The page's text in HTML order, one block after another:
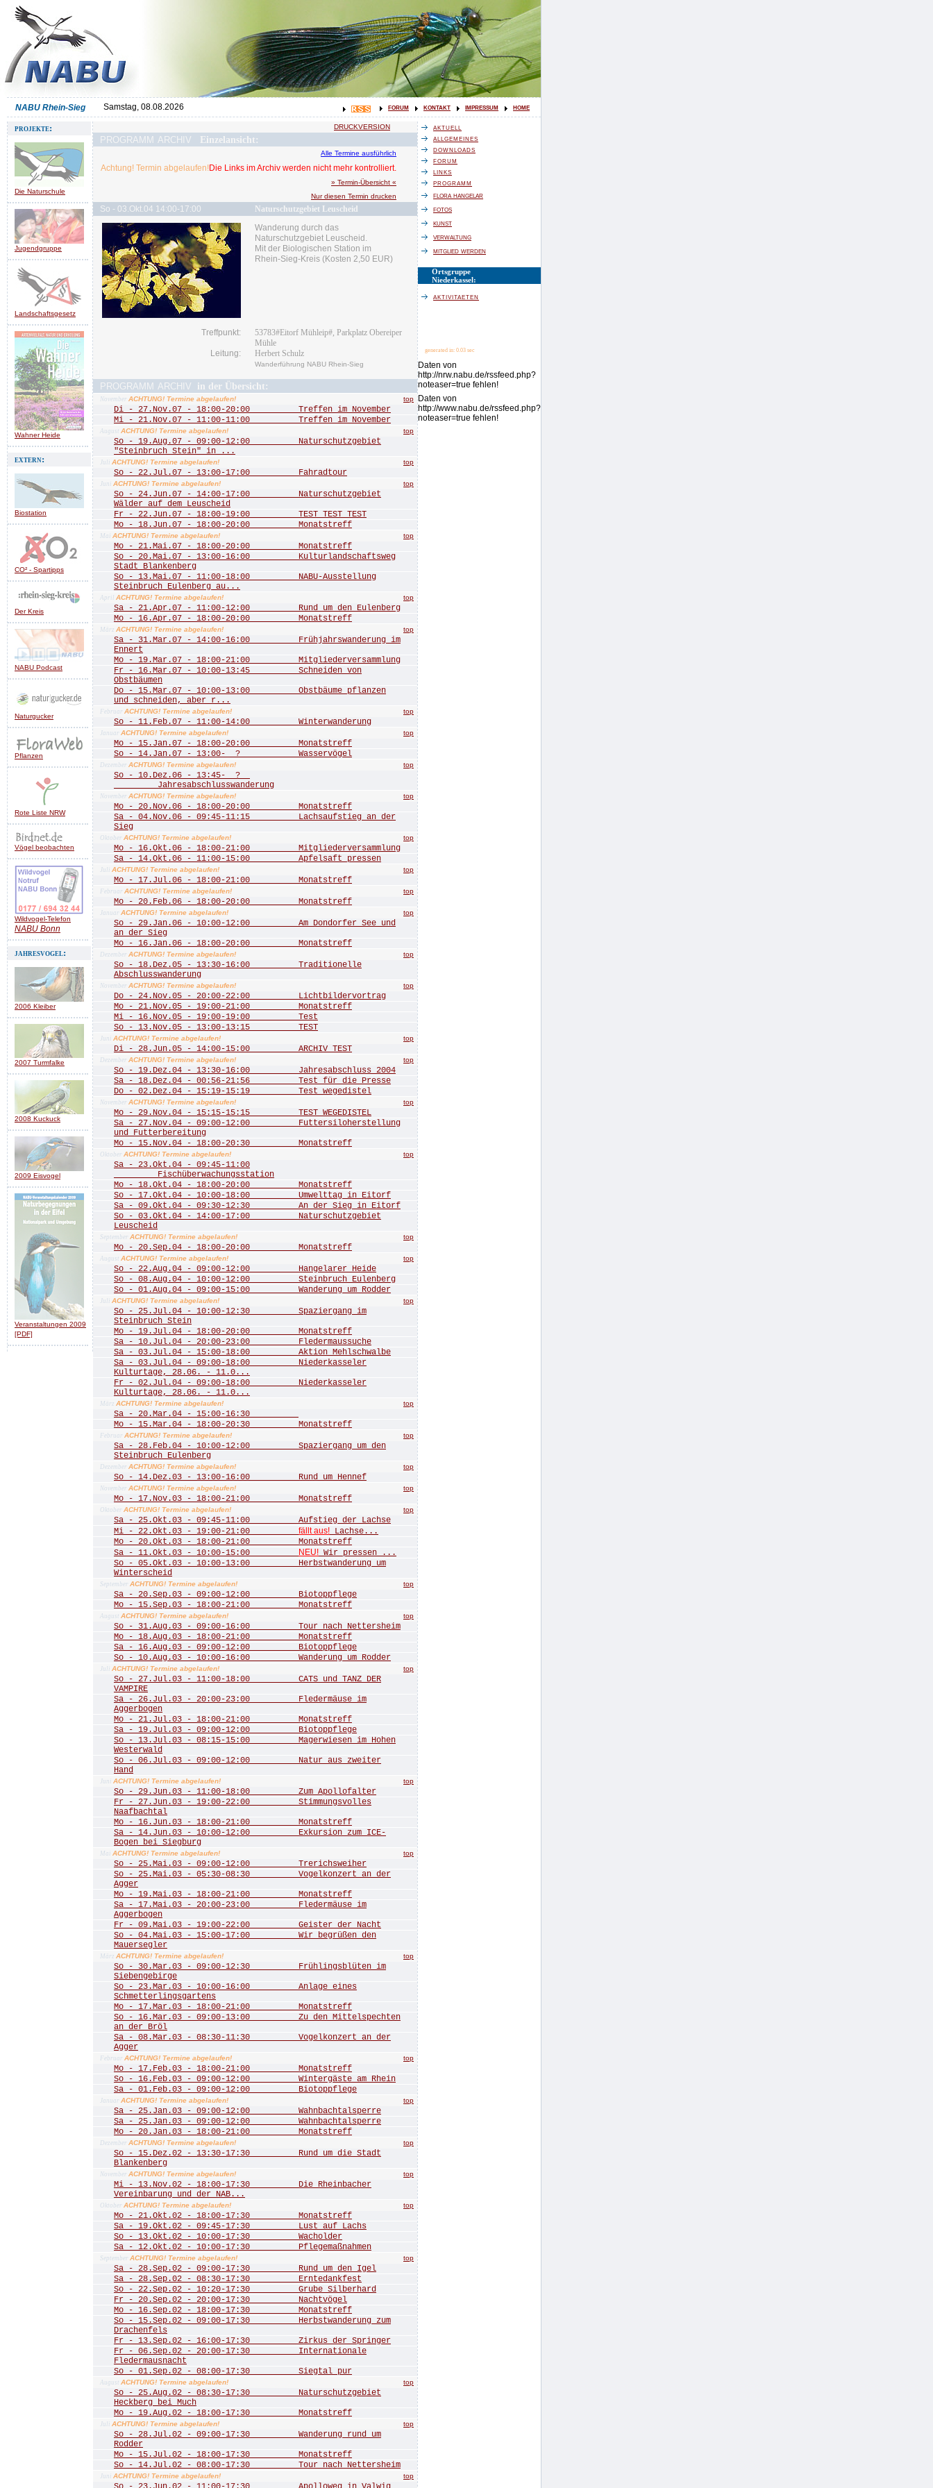
NABU Rhein-Sieg Samstag, 08.08.2026 forum kontakt impressum home
projekte:
Die Naturschule
Jugendgruppe
Landschaftsgesetz
Wahner Heide
extern:
Biostation
CO² - Spartipps
Der Kreis
NABU Podcast
Naturgucker
Pflanzen
Rote Liste NRW
Vögel beobachten
Wildvogel-Telefon
NABU Bonn
jahresvogel:
2006 Kleiber
2007 Turmfalke
2008 Kuckuck
2009 Eisvogel
Veranstaltungen 2009
[PDF]
DRUCKVERSION
programm archiv Einzelansicht:
Alle Termine ausführlich
Achtung! Termin abgelaufen!Die Links im Archiv werden nicht mehr kontrolliert.
» Termin-Übersicht «
Nur diesen Termin drucken
So - 03.Okt.04 14:00-17:00
Naturschutzgebiet Leuscheid
Wanderung durch das
Naturschutzgebiet Leuscheid.
Mit der Biologischen Station im
Rhein-Sieg-Kreis (Kosten 2,50 EUR)
Treffpunkt:
53783#Eitorf Mühleip#, Parkplatz Obereiper
Mühle
Leitung:
Herbert Schulz
Wanderführung NABU Rhein-Sieg
programm archiv in der Übersicht:
November ACHTUNG! Termine abgelaufen! top
Di - 27.Nov.07 - 18:00-20:00 Treffen im November
Mi - 21.Nov.07 - 11:00-11:00 Treffen im November
August ACHTUNG! Termine abgelaufen! top
So - 19.Aug.07 - 09:00-12:00 Naturschutzgebiet
"Steinbruch Stein" in ...
Juli ACHTUNG! Termine abgelaufen! top
So - 22.Jul.07 - 13:00-17:00 Fahradtour
Juni ACHTUNG! Termine abgelaufen! top
So - 24.Jun.07 - 14:00-17:00 Naturschutzgebiet
Wälder auf dem Leuscheid
Fr - 22.Jun.07 - 18:00-19:00 TEST TEST TEST
Mo - 18.Jun.07 - 18:00-20:00 Monatstreff
Mai ACHTUNG! Termine abgelaufen! top
Mo - 21.Mai.07 - 18:00-20:00 Monatstreff
So - 20.Mai.07 - 13:00-16:00 Kulturlandschaftsweg
Stadt Blankenberg
So - 13.Mai.07 - 11:00-18:00 NABU-Ausstellung
Steinbruch Eulenberg au...
April ACHTUNG! Termine abgelaufen! top
Sa - 21.Apr.07 - 11:00-12:00 Rund um den Eulenberg
Mo - 16.Apr.07 - 18:00-20:00 Monatstreff
März ACHTUNG! Termine abgelaufen! top
Sa - 31.Mar.07 - 14:00-16:00 Frühjahrswanderung im
Ennert
Mo - 19.Mar.07 - 18:00-21:00 Mitgliederversammlung
Fr - 16.Mar.07 - 10:00-13:45 Schneiden von
Obstbäumen
Do - 15.Mar.07 - 10:00-13:00 Obstbäume pflanzen
und schneiden, aber r...
Februar ACHTUNG! Termine abgelaufen! top
So - 11.Feb.07 - 11:00-14:00 Winterwanderung
Januar ACHTUNG! Termine abgelaufen! top
Mo - 15.Jan.07 - 18:00-20:00 Monatstreff
So - 14.Jan.07 - 13:00- ? Wasservögel
Dezember ACHTUNG! Termine abgelaufen! top
So - 10.Dez.06 - 13:45- ?
Jahresabschlusswanderung
November ACHTUNG! Termine abgelaufen! top
Mo - 20.Nov.06 - 18:00-20:00 Monatstreff
Sa - 04.Nov.06 - 09:45-11:15 Lachsaufstieg an der
Sieg
Oktober ACHTUNG! Termine abgelaufen! top
Mo - 16.Okt.06 - 18:00-21:00 Mitgliederversammlung
Sa - 14.Okt.06 - 11:00-15:00 Apfelsaft pressen
Juli ACHTUNG! Termine abgelaufen! top
Mo - 17.Jul.06 - 18:00-21:00 Monatstreff
Februar ACHTUNG! Termine abgelaufen! top
Mo - 20.Feb.06 - 18:00-20:00 Monatstreff
Januar ACHTUNG! Termine abgelaufen! top
So - 29.Jan.06 - 10:00-12:00 Am Dondorfer See und
an der Sieg
Mo - 16.Jan.06 - 18:00-20:00 Monatstreff
Dezember ACHTUNG! Termine abgelaufen! top
So - 18.Dez.05 - 13:30-16:00 Traditionelle
Abschlusswanderung
November ACHTUNG! Termine abgelaufen! top
Do - 24.Nov.05 - 20:00-22:00 Lichtbildervortrag
Mo - 21.Nov.05 - 19:00-21:00 Monatstreff
Mi - 16.Nov.05 - 19:00-19:00 Test
So - 13.Nov.05 - 13:00-13:15 TEST
Juni ACHTUNG! Termine abgelaufen! top
Di - 28.Jun.05 - 14:00-15:00 ARCHIV TEST
Dezember ACHTUNG! Termine abgelaufen! top
So - 19.Dez.04 - 13:30-16:00 Jahresabschluss 2004
Sa - 18.Dez.04 - 00:56-21:56 Test für die Presse
Do - 02.Dez.04 - 15:19-15:19 Test wegedistel
November ACHTUNG! Termine abgelaufen! top
Mo - 29.Nov.04 - 15:15-15:15 TEST WEGEDISTEL
Sa - 27.Nov.04 - 09:00-12:00 Futtersiloherstellung
und Futterbereitung
Mo - 15.Nov.04 - 18:00-20:30 Monatstreff
Oktober ACHTUNG! Termine abgelaufen! top
Sa - 23.Okt.04 - 09:45-11:00
Fischüberwachungsstation
Mo - 18.Okt.04 - 18:00-20:00 Monatstreff
So - 17.Okt.04 - 10:00-18:00 Umwelttag in Eitorf
Sa - 09.Okt.04 - 09:30-12:30 An der Sieg in Eitorf
So - 03.Okt.04 - 14:00-17:00 Naturschutzgebiet
Leuscheid
September ACHTUNG! Termine abgelaufen! top
Mo - 20.Sep.04 - 18:00-20:00 Monatstreff
August ACHTUNG! Termine abgelaufen! top
So - 22.Aug.04 - 09:00-12:00 Hangelarer Heide
So - 08.Aug.04 - 10:00-12:00 Steinbruch Eulenberg
So - 01.Aug.04 - 09:00-15:00 Wanderung um Rodder
Juli ACHTUNG! Termine abgelaufen! top
So - 25.Jul.04 - 10:00-12:30 Spaziergang im
Steinbruch Stein
Mo - 19.Jul.04 - 18:00-20:00 Monatstreff
Sa - 10.Jul.04 - 20:00-23:00 Fledermaussuche
Sa - 03.Jul.04 - 15:00-18:00 Aktion Mehlschwalbe
Sa - 03.Jul.04 - 09:00-18:00 Niederkasseler
Kulturtage, 28.06. - 11.0...
Fr - 02.Jul.04 - 09:00-18:00 Niederkasseler
Kulturtage, 28.06. - 11.0...
März ACHTUNG! Termine abgelaufen! top
Sa - 20.Mar.04 - 15:00-16:30
Mo - 15.Mar.04 - 18:00-20:30 Monatstreff
Februar ACHTUNG! Termine abgelaufen! top
Sa - 28.Feb.04 - 10:00-12:00 Spaziergang um den
Steinbruch Eulenberg
Dezember ACHTUNG! Termine abgelaufen! top
So - 14.Dez.03 - 13:00-16:00 Rund um Hennef
November ACHTUNG! Termine abgelaufen! top
Mo - 17.Nov.03 - 18:00-21:00 Monatstreff
Oktober ACHTUNG! Termine abgelaufen! top
Sa - 25.Okt.03 - 09:45-11:00 Aufstieg der Lachse
Mi - 22.Okt.03 - 19:00-21:00 fällt aus! Lachse...
Mo - 20.Okt.03 - 18:00-21:00 Monatstreff
Sa - 11.Okt.03 - 10:00-15:00
NEU! Wir pressen ...
So - 05.Okt.03 - 10:00-13:00 Herbstwanderung um
Winterscheid
September ACHTUNG! Termine abgelaufen! top
Sa - 20.Sep.03 - 09:00-12:00 Biotoppflege
Mo - 15.Sep.03 - 18:00-21:00 Monatstreff
August ACHTUNG! Termine abgelaufen! top
So - 31.Aug.03 - 09:00-16:00 Tour nach Nettersheim
Mo - 18.Aug.03 - 18:00-21:00 Monatstreff
Sa - 16.Aug.03 - 09:00-12:00 Biotoppflege
So - 10.Aug.03 - 10:00-16:00 Wanderung um Rodder
Juli ACHTUNG! Termine abgelaufen! top
So - 27.Jul.03 - 11:00-18:00 CATS und TANZ DER
VAMPIRE
Sa - 26.Jul.03 - 20:00-23:00 Fledermäuse im
Aggerbogen
Mo - 21.Jul.03 - 18:00-21:00 Monatstreff
Sa - 19.Jul.03 - 09:00-12:00 Biotoppflege
So - 13.Jul.03 - 08:15-15:00 Magerwiesen im Hohen
Westerwald
So - 06.Jul.03 - 09:00-12:00 Natur aus zweiter
Hand
Juni ACHTUNG! Termine abgelaufen! top
So - 29.Jun.03 - 11:00-18:00 Zum Apollofalter
Fr - 27.Jun.03 - 19:00-22:00 Stimmungsvolles
Naafbachtal
Mo - 16.Jun.03 - 18:00-21:00 Monatstreff
Sa - 14.Jun.03 - 10:00-12:00 Exkursion zum ICE-
Bogen bei Siegburg
Mai ACHTUNG! Termine abgelaufen! top
So - 25.Mai.03 - 09:00-12:00 Trerichsweiher
So - 25.Mai.03 - 05:30-08:30 Vogelkonzert an der
Agger
Mo - 19.Mai.03 - 18:00-21:00 Monatstreff
Sa - 17.Mai.03 - 20:00-23:00 Fledermäuse im
Aggerbogen
Fr - 09.Mai.03 - 19:00-22:00 Geister der Nacht
So - 04.Mai.03 - 15:00-17:00 Wir begrüßen den
Mauersegler
März ACHTUNG! Termine abgelaufen! top
So - 30.Mar.03 - 09:00-12:30 Frühlingsblüten im
Siebengebirge
So - 23.Mar.03 - 10:00-16:00 Anlage eines
Schmetterlingsgartens
Mo - 17.Mar.03 - 18:00-21:00 Monatstreff
So - 16.Mar.03 - 09:00-13:00 Zu den Mittelspechten
an der Bröl
Sa - 08.Mar.03 - 08:30-11:30 Vogelkonzert an der
Agger
Februar ACHTUNG! Termine abgelaufen! top
Mo - 17.Feb.03 - 18:00-21:00 Monatstreff
So - 16.Feb.03 - 09:00-12:00 Wintergäste am Rhein
Sa - 01.Feb.03 - 09:00-12:00 Biotoppflege
Januar ACHTUNG! Termine abgelaufen! top
Sa - 25.Jan.03 - 09:00-12:00 Wahnbachtalsperre
Sa - 25.Jan.03 - 09:00-12:00 Wahnbachtalsperre
Mo - 20.Jan.03 - 18:00-21:00 Monatstreff
Dezember ACHTUNG! Termine abgelaufen! top
So - 15.Dez.02 - 13:30-17:30 Rund um die Stadt
Blankenberg
November ACHTUNG! Termine abgelaufen! top
Mi - 13.Nov.02 - 18:00-17:30 Die Rheinbacher
Vereinbarung und der NAB...
Oktober ACHTUNG! Termine abgelaufen! top
Mo - 21.Okt.02 - 18:00-17:30 Monatstreff
Sa - 19.Okt.02 - 09:45-17:30 Lust auf Lachs
So - 13.Okt.02 - 10:00-17:30 Wacholder
Sa - 12.Okt.02 - 10:00-17:30 Pflegemaßnahmen
September ACHTUNG! Termine abgelaufen! top
Sa - 28.Sep.02 - 09:00-17:30 Rund um den Igel
Sa - 28.Sep.02 - 08:30-17:30 Erntedankfest
So - 22.Sep.02 - 10:20-17:30 Grube Silberhard
Fr - 20.Sep.02 - 20:00-17:30 Nachtvögel
Mo - 16.Sep.02 - 18:00-17:30 Monatstreff
So - 15.Sep.02 - 09:00-17:30 Herbstwanderung zum
Drachenfels
Fr - 13.Sep.02 - 16:00-17:30 Zirkus der Springer
Fr - 06.Sep.02 - 20:00-17:30 Internationale
Fledermausnacht
So - 01.Sep.02 - 08:00-17:30 Siegtal pur
August ACHTUNG! Termine abgelaufen! top
So - 25.Aug.02 - 08:30-17:30 Naturschutzgebiet
Heckberg bei Much
Mo - 19.Aug.02 - 18:00-17:30 Monatstreff
Juli ACHTUNG! Termine abgelaufen! top
So - 28.Jul.02 - 09:00-17:30 Wanderung rund um
Rodder
Mo - 15.Jul.02 - 18:00-17:30 Monatstreff
So - 14.Jul.02 - 08:00-17:30 Tour nach Nettersheim
Juni ACHTUNG! Termine abgelaufen! top
aktuell
allgemeines
downloads
forum
links
programm
flora hangelar
fotos
kunst
verwaltung
mitglied werden
Ortsgruppe
Niederkassel:
aktivitaeten
generated in: 0.03 sec
Daten von
http://nrw.nabu.de/rssfeed.php?
noteaser=true fehlen!
Daten von
http://www.nabu.de/rssfeed.php?
noteaser=true fehlen!